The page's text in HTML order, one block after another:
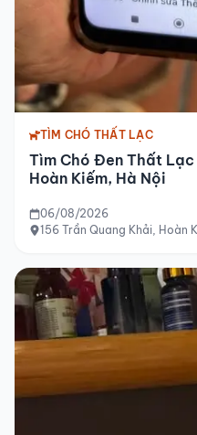
TÌM CHÓ THẤT LẠC
Tìm Chó Đen Thất
Hoàn Kiếm, Hà Nội
06/08/2026
156 Trần Quang Khải, Hoàn